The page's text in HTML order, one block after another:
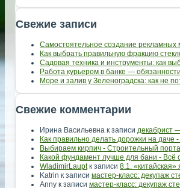
Свежие записи
Самостоятельное создание рекламных
Как выбрать правильную фракцию
Садовая техника и инструменты: как
Работа курьером в банке —
Море и залив у Зеленоградска: как не
Свежие комментарии
Ирина Васильевна к записи декабрист
Как правильно делать дорожки на даче
Выбираем кирпич - Строительный
Какой фундамент лучше для бани - Всё
WladimirLauptк записи 8.1. «китайская»
Katrin к записи мастер-класс: декупаж
Anny к записи мастер-класс: декупаж